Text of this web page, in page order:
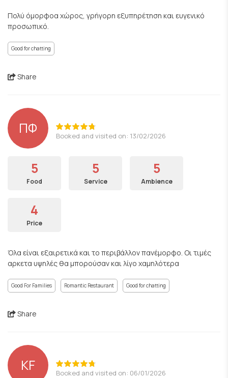
Πολύ όμορφοα χώρος, γρήγορη εξυπηρέτηση και ευγενικό
προσωπικό.
Good for chatting
Share
ΠΦ Booked and visited on: 13/02/2026
5
Food
5
Service
5
Ambience
4
Price
Όλα είναι εξαιρετικά και το περιβάλλον πανέμορφο. Οι τιμές
αρκετα υψηλές θα μπορούσαν και λίγο χαμηλότερα
Good For Families Romantic Restaurant Good for chatting
Share
KF Booked and visited on: 06/01/2026